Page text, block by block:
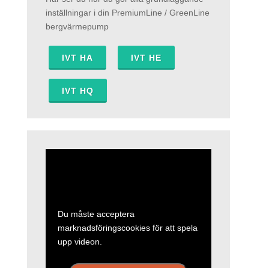
inställningar i din PremiumLine / GreenLine
bergvärmepump
IVT HA IVT HE
IVT HQ
Du måste acceptera
marknadsföringscookies för att spela
upp videon.